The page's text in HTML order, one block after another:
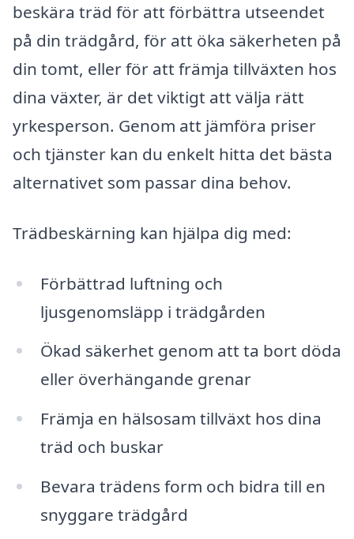
beskära träd för att förbättra utseendet
på din trädgård, för att öka säkerheten på
din tomt, eller för att främja tillväxten hos
dina växter, är det viktigt att välja rätt
yrkesperson. Genom att jämföra priser
och tjänster kan du enkelt hitta det bästa
alternativet som passar dina behov.
Trädbeskärning kan hjälpa dig med:
Förbättrad luftning och
ljusgenomsläpp i trädgården
Ökad säkerhet genom att ta bort döda
eller överhängande grenar
Främja en hälsosam tillväxt hos dina
träd och buskar
Bevara trädens form och bidra till en
snyggare trädgård